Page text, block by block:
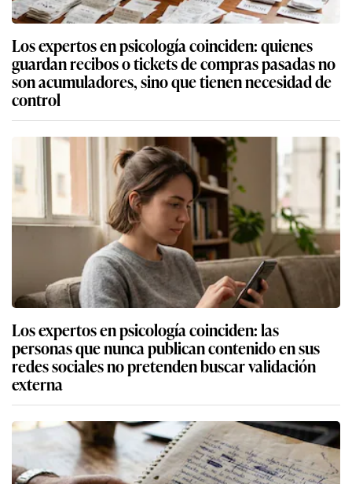
Los expertos en psicología coinciden: quienes
guardan recibos o tickets de compras pasadas no
son acumuladores, sino que tienen necesidad de
control
Los expertos en psicología coinciden: las
personas que nunca publican contenido en sus
redes sociales no pretenden buscar validación
externa